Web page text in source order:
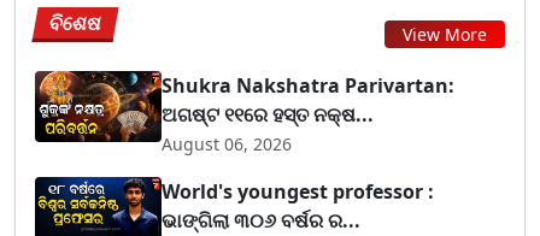
ବିଶେଷ View More
Shukra Nakshatra Parivartan:
ଅଗଷ୍ଟ ୧୧ରେ ହସ୍ତ ନକ୍ଷ...
August 06, 2026
World's youngest professor :
ଭାଙ୍ଗିଲା ୩୦୬ ବର୍ଷର ର...